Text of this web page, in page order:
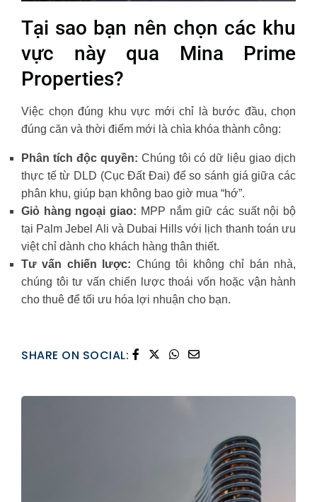
Tại sao bạn nên chọn các khu
vực này qua Mina Prime
Properties?
Việc chọn đúng khu vực mới chỉ là bước đầu, chọn
đúng căn và thời điểm mới là chìa khóa thành công:
Phân tích độc quyền: Chúng tôi có dữ liệu giao dịch
thực tế từ DLD (Cục Đất Đai) để so sánh giá giữa các
phân khu, giúp bạn không bao giờ mua “hớ”.
Giỏ hàng ngoại giao: MPP nắm giữ các suất nội bộ
tại Palm Jebel Ali và Dubai Hills với lịch thanh toán ưu
việt chỉ dành cho khách hàng thân thiết.
Tư vấn chiến lược: Chúng tôi không chỉ bán nhà,
chúng tôi tư vấn chiến lược thoái vốn hoặc vận hành
cho thuê để tối ưu hóa lợi nhuận cho bạn.
SHARE ON SOCIAL: